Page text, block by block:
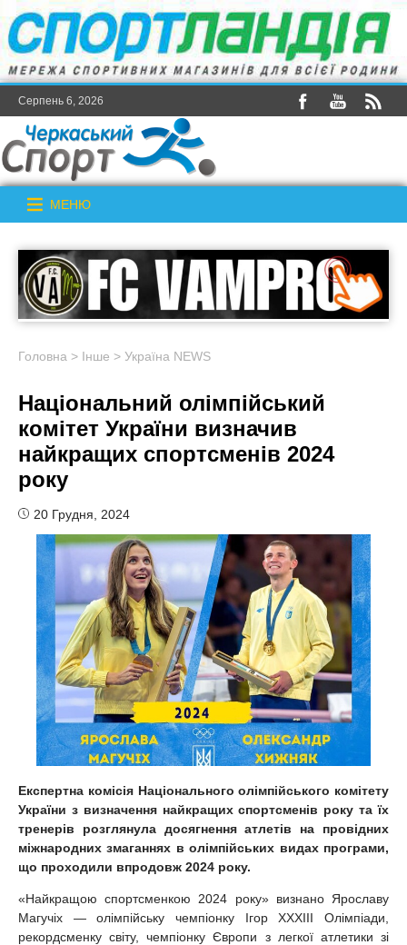
Серпень 6, 2026
МЕНЮ
Головна > Інше > Україна NEWS
Національний олімпійський
комітет України визначив
найкращих спортсменів 2024
року
20 Грудня, 2024
Експертна комісія Національного олімпійського комітету
України з визначення найкращих спортсменів року та їх
тренерів розглянула досягнення атлетів на провідних
міжнародних змаганнях в олімпійських видах програми,
що проходили впродовж 2024 року.
«Найкращою спортсменкою 2024 року» визнано Ярославу
Магучіх — олімпійську чемпіонку Ігор ХХХІІІ Олімпіади,
рекордсменку світу, чемпіонку Європи з легкої атлетики зі